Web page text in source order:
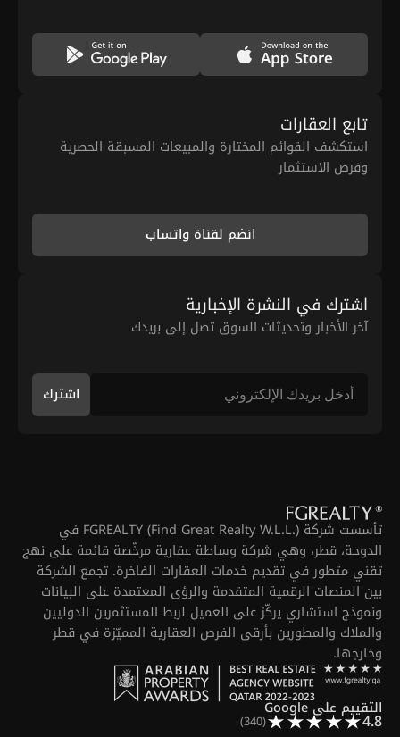
تابع العقارات
استكشف القوائم المختارة والمبيعات المسبقة الحصرية
وفرص الاستثمار
انضم لقناة واتساب
اشترك في النشرة الإخبارية
آخر الأخبار وتحديثات السوق تصل إلى بريدك
اشترك
تأسست شركة FGREALTY (Find Great Realty W.L.L.) في
الدوحة، قطر، وهي شركة وساطة عقارية مرخّصة قائمة على نهج
تقني متطور في تقديم خدمات العقارات الفاخرة. تجمع الشركة
بين المنصات الرقمية المتقدمة والرؤى المعتمدة على البيانات
ونموذج استشاري يركّز على العميل لربط المستثمرين الدوليين
والملاك والمطورين بأرقى الفرص العقارية المميّزة في قطر
وخارجها.
التقييم على Google
4.8
(340)